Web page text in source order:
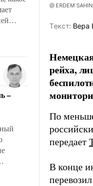
–
–
по
@ ERDEM
Tекст: Вера
рейха,
По
передает
В конце